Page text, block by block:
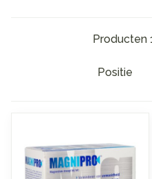
Producten
Sorteer op: